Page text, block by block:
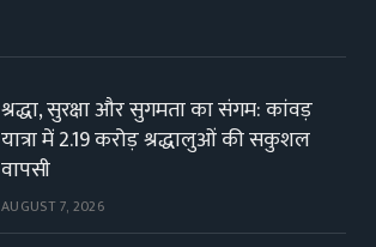
श्रद्धा, सुरक्षा और सुगमता का संगम: कांवड़
यात्रा में 2.19 करोड़ श्रद्धालुओं की सकुशल
वापसी
AUGUST 7, 2026